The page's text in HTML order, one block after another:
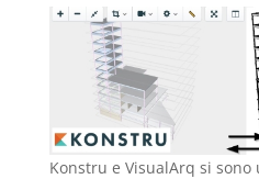
Konstru e VisualArq si